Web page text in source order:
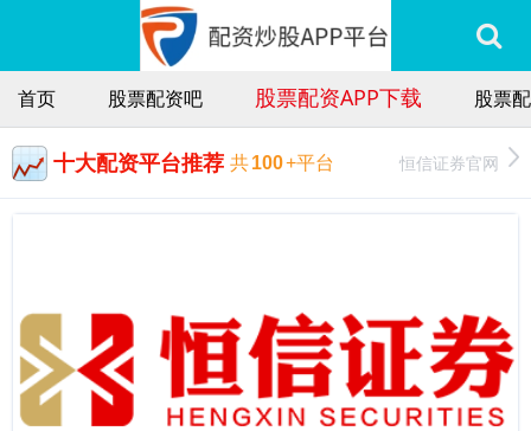
首页 股票配资吧 股票配资APP下载 股票
十大配资平台推荐 共100+平台 恒信证券官网